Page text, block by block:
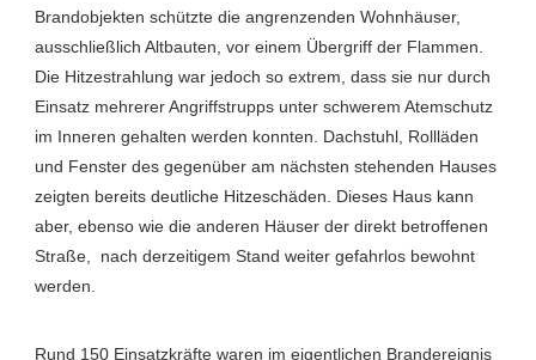
Brandobjekten schützte die angrenzenden Wohnhäuser,
ausschließlich Altbauten, vor einem Übergriff der Flammen.
Die Hitzestrahlung war jedoch so extrem, dass sie nur durch
Einsatz mehrerer Angriffstrupps unter schwerem Atemschutz
im Inneren gehalten werden konnten. Dachstuhl, Rollläden
und Fenster des gegenüber am nächsten stehenden Hauses
zeigten bereits deutliche Hitzeschäden. Dieses Haus kann
aber, ebenso wie die anderen Häuser der direkt betroffenen
Straße, nach derzeitigem Stand weiter gefahrlos bewohnt
werden.
Rund 150 Einsatzkräfte waren im eigentlichen Brandereignis